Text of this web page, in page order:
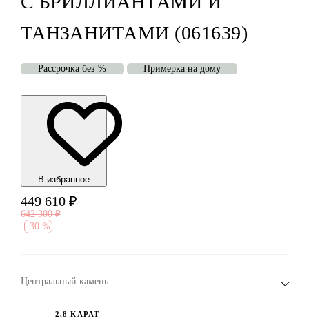
ТАНЗАНИТАМИ (061639)
Рассрочка без % Примерка на дому
В избранноe
449 610 ₽
642 300 ₽
-30 %
Центральный камень
2.8 КАРАТ